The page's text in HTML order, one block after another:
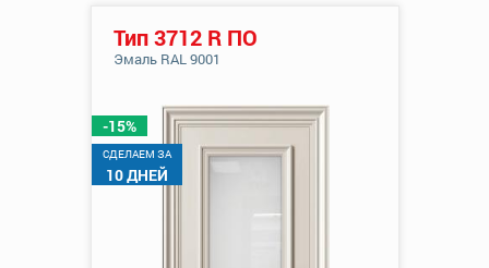
-15%
CДЕЛАЕМ ЗА
10 ДНЕЙ
Тип 3712 R ПО
Эмаль RAL 9001